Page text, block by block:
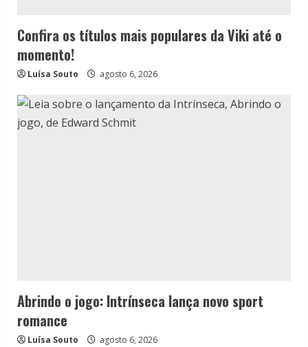
Confira os títulos mais populares da Viki até o
momento!
Luísa Souto agosto 6, 2026
Abrindo o jogo: Intrínseca lança novo sport
romance
Luísa Souto agosto 6, 2026